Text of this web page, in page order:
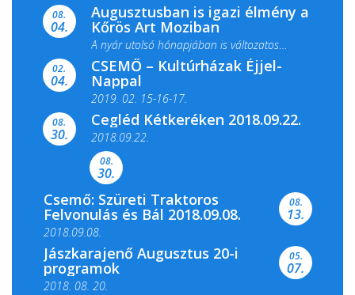
ismét megtelik ünnepi fénnyel és közös...
08.
04.
Augusztusban is igazi élmény a
Kőrös Art Moziban
A nyár utolsó hónapjában is változatos
filmkínálattal, családi...
02.
04.
CSEMŐ – Kultúrházak Éjjel-
Nappal
2019. 02. 15-16-17.
Színes és tartalmas programokkal várja a
Csemői Községi Könyvtár és...
08.
30.
Cegléd Kétkeréken 2018.09.22.
2018.09.22.
08.
30.
Csemő: Szüreti Traktoros
Felvonulás és Bál 2018.09.08.
2018.09.08.
08.
13.
Jászkarajenő Augusztus 20-i
programok
2018. 08. 20.
05.
07.